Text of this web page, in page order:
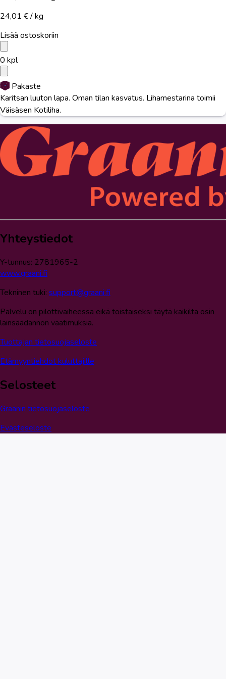
24,01 € / kg
Lisää ostoskoriin
0 kpl
Pakaste
Karitsan luuton lapa. Oman tilan kasvatus. Lihamestarina toimii
Väisäsen Kotiliha.
Yhteystiedot
Y-tunnus: 2781965-2
www.graani.fi
Tekninen tuki: support@graani.fi
Palvelu on pilottivaiheessa eikä toistaiseksi täytä kaikilta osin
lainsäädännön vaatimuksia.
Tuottajan tietosuojaseloste
Etämyyntiehdot kuluttajille
Selosteet
Graanin tietosuojaseloste
Evästeseloste